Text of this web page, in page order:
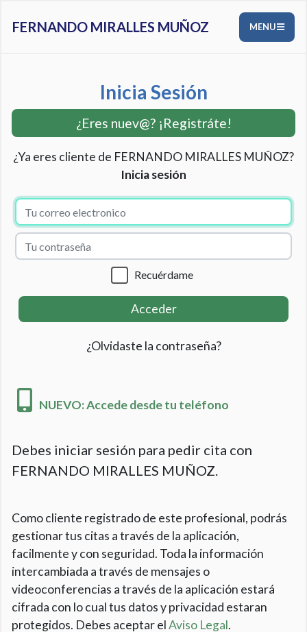
FERNANDO MIRALLES MUÑOZ MENU
Inicia Sesión
¿Eres nuev@? ¡Registráte!
¿Ya eres cliente de FERNANDO MIRALLES MUÑOZ?
Inicia sesión
Recuérdame
Acceder
¿Olvidaste la contraseña?
NUEVO: Accede desde tu teléfono
Debes iniciar sesión para pedir cita con
FERNANDO MIRALLES MUÑOZ.
Como cliente registrado de este profesional, podrás
gestionar tus citas a través de la aplicación,
facilmente y con seguridad. Toda la información
intercambiada a través de mensajes o
videoconferencias a través de la aplicación estará
cifrada con lo cual tus datos y privacidad estaran
protegidos. Debes aceptar elAviso Legal.